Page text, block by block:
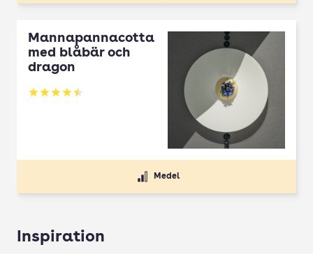
Mannapannacotta
med blåbär och
dragon
Betyg: 4.5 av 5
Medel
Inspiration